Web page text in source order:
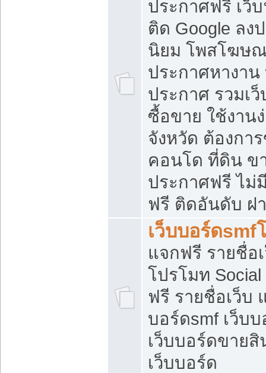
ประกาศฟรี เว็
ติด Google ลง
นิยม โพสโฆษ
ประกาศหางาน
ประกาศ รวมเ
ซื้อขาย ใช้งาน
จังหวัด ต้องกา
คอนโด ที่ดิน ข
ประกาศฟรี ไม่
ฟรี ติดอันดับ ฝ
เว็บบอร์ดsmf
แจกฟรี รายชื่อ
โปรโมท
ฟรี รายชื่อเว็บ
บอร์ดsmf เว็บ
เว็บบอร์ดขาย
เว็บบอร์ด